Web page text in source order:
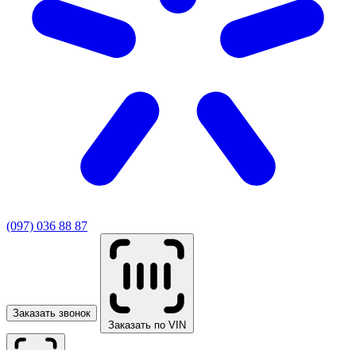
(097) 036 88 87
Заказать звонок
Заказать по VIN